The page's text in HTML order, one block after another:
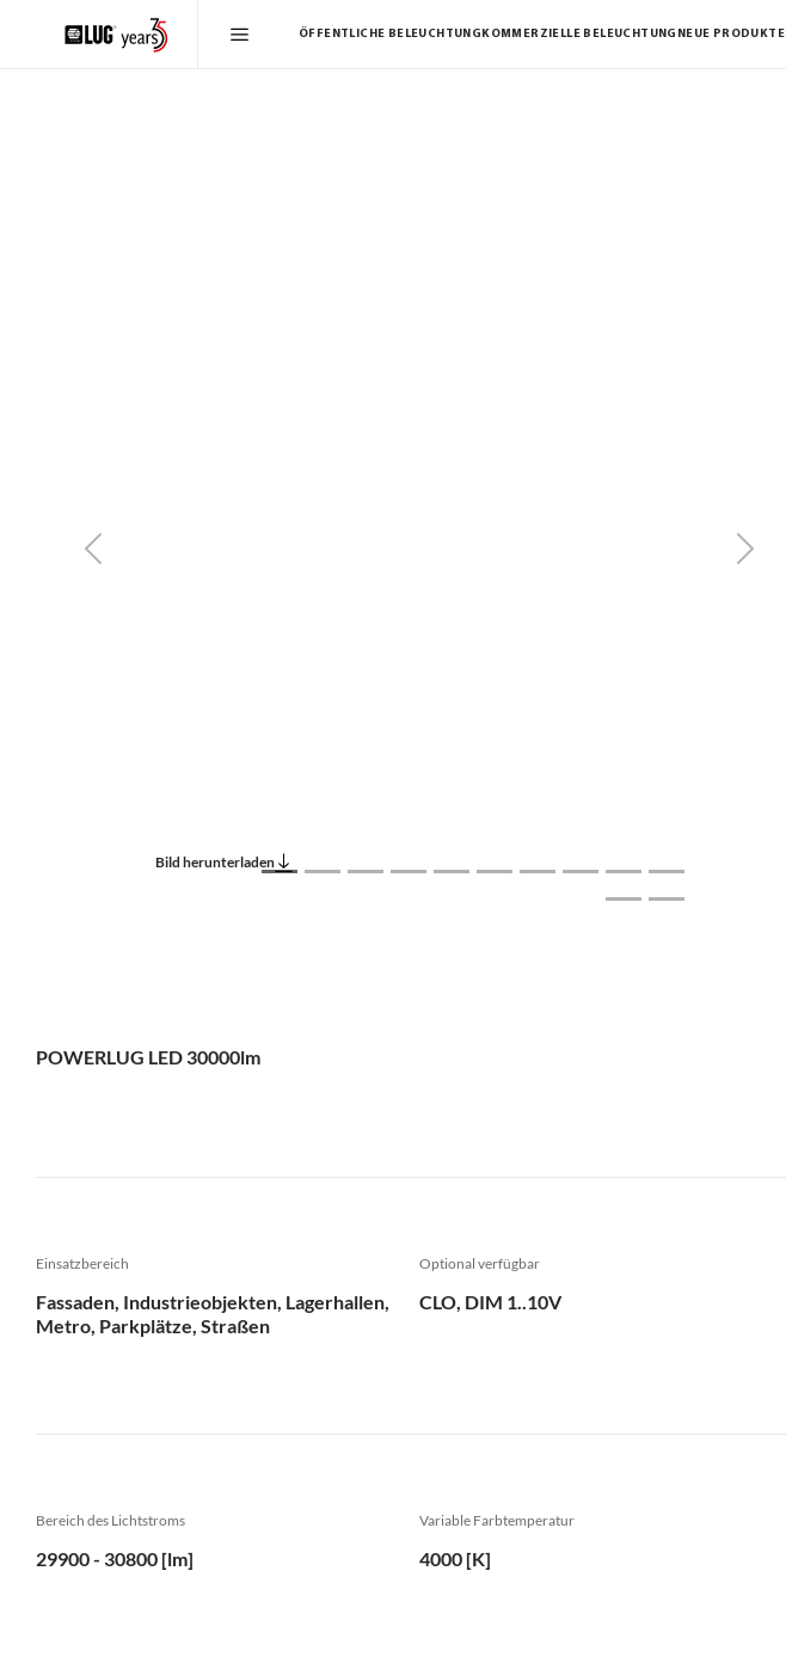
ÖFFENTLICHE BELEUCHTUNG KOMMERZIELLE BELEUCHTUNG NEUE PRODUKTE
Previous Next
Bild herunterladen
POWERLUG LED 30000lm
Einsatzbereich
Fassaden, Industrieobjekten, Lagerhallen,
Metro, Parkplätze, Straßen
Optional verfügbar
CLO, DIM 1..10V
Bereich des Lichtstroms
29900 - 30800 [lm]
Variable Farbtemperatur
4000 [K]